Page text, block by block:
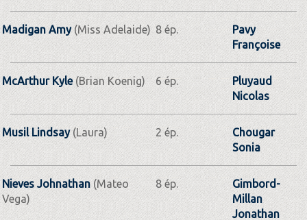
Madigan Amy(Miss Adelaide) 8 ép.
Pavy
Françoise
McArthur Kyle(Brian Koenig) 6 ép.
Pluyaud
Nicolas
Musil Lindsay(Laura) 2 ép.
Chougar
Sonia
Nieves Johnathan (Mateo
Vega)
8 ép.
Gimbord-
Millan
Jonathan